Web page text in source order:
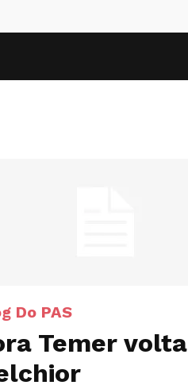
Do PAS
Temer volta